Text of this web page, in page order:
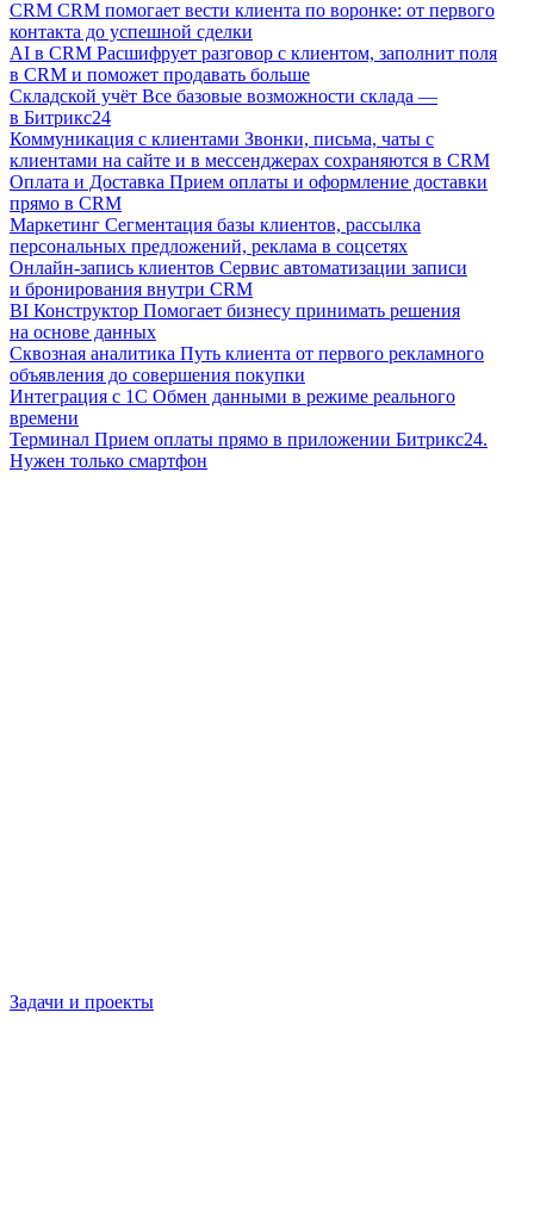
CRM CRM помогает вести клиента по воронке: от первого
контакта до успешной сделки
AI в CRM Расшифрует разговор с клиентом, заполнит поля
в CRM и поможет продавать больше
Складской учёт Все базовые возможности склада —
в Битрикс24
Коммуникация с клиентами Звонки, письма, чаты с
клиентами на сайте и в мессенджерах сохраняются в CRM
Оплата и Доставка Прием оплаты и оформление доставки
прямо в CRM
Маркетинг Сегментация базы клиентов, рассылка
персональных предложений, реклама в соцсетях
Онлайн-запись клиентов Сервис автоматизации записи
и бронирования внутри CRM
BI Конструктор Помогает бизнесу принимать решения
на основе данных
Сквозная аналитика Путь клиента от первого рекламного
объявления до совершения покупки
Интеграция с 1С Обмен данными в режиме реального
времени
Терминал Прием оплаты прямо в приложении Битрикс24.
Нужен только смартфон
Задачи и проекты